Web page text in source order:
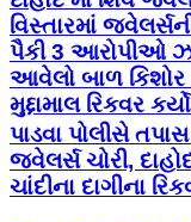
વિસ્તારમાં
પૈકી 3 આરોપીઓ
આવેલો બાળ કિશોર
મુદ્દામાલ રિકવર
પાડવા પોલીસે
જ્વેલર્સ ચોરી,
ચાંદીના દાગીના